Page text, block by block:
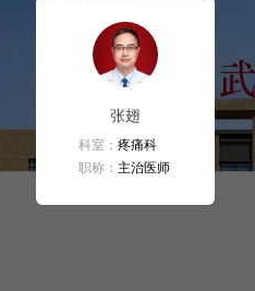
张翅
科室： 疼痛科
职称： 主治医师